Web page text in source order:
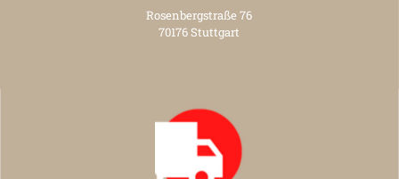
Rosenbergstraße 76
70176 Stuttgart